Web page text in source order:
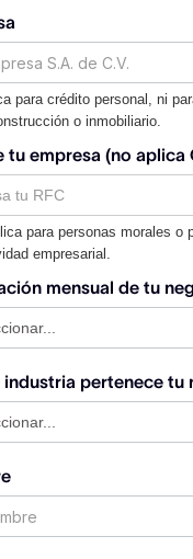
para crédito personal, ni
o inmobiliario.
tu empresa (no aplica
para personas morales o
empresarial.
mensual de tu
industria pertenece tu